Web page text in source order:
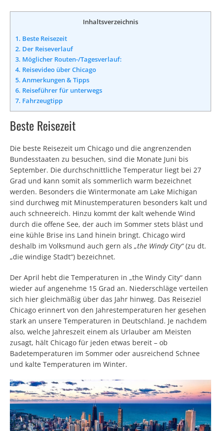
Inhaltsverzeichnis
1. Beste Reisezeit
2. Der Reiseverlauf
3. Möglicher Routen-/Tagesverlauf:
4. Reisevideo über Chicago
5. Anmerkungen & Tipps
6. Reiseführer für unterwegs
7. Fahrzeugtipp
Beste Reisezeit
Die beste Reisezeit um Chicago und die angrenzenden
Bundesstaaten zu besuchen, sind die Monate Juni bis
September. Die durchschnittliche Temperatur liegt bei 27
Grad und kann somit als sommerlich warm bezeichnet
werden. Besonders die Wintermonate am Lake Michigan
sind durchweg mit Minustemperaturen besonders kalt und
auch schneereich. Hinzu kommt der kalt wehende Wind
durch die offene See, der auch im Sommer stets bläst und
eine kühle Brise ins Land hinein bringt. Chicago wird
deshalb im Volksmund auch gern als „the Windy City“(zu dt.
„die windige Stadt“) bezeichnet.
Der April hebt die Temperaturen in „the Windy City“ dann
wieder auf angenehme 15 Grad an. Niederschläge verteilen
sich hier gleichmäßig über das Jahr hinweg. Das Reiseziel
Chicago erinnert von den Jahrestemperaturen her gesehen
stark an unsere Temperaturen in Deutschland. Je nachdem
also, welche Jahreszeit einem als Urlauber am Meisten
zusagt, hält Chicago für jeden etwas bereit – ob
Badetemperaturen im Sommer oder ausreichend Schnee
und kalte Temperaturen im Winter.